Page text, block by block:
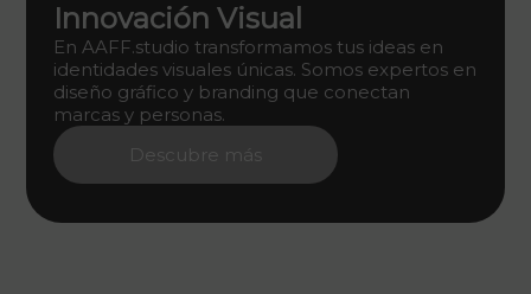
Innovación Visual
En AAFF.studio transformamos tus ideas en
identidades visuales únicas. Somos expertos en
diseño gráfico y branding que conectan
marcas y personas.
Descubre más